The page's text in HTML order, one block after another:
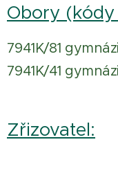
Obory (kódy
7941K/81
7941K/41
Zřizovatel: